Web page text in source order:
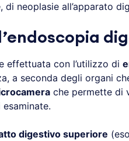
neoplasie all’apparato
effettuata con l’utilizzo di
a seconda degli organi
che permette di
digestivo superiore